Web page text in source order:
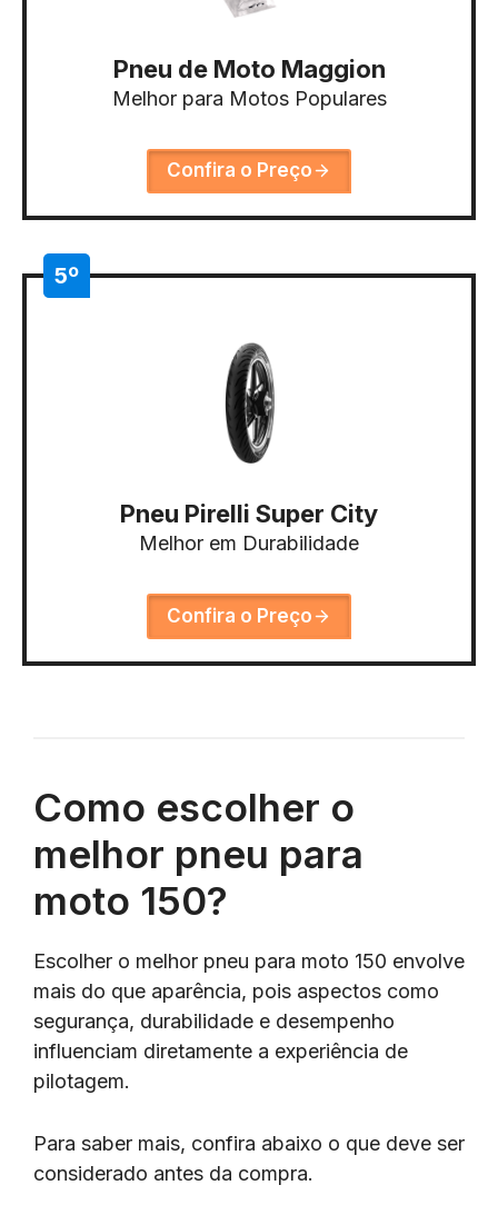
Pneu de Moto Maggion
Melhor para Motos Populares
Confira o Preço
5º
Pneu Pirelli Super City
Melhor em Durabilidade
Confira o Preço
Como escolher o
melhor pneu para
moto 150?
Escolher o melhor pneu para moto 150 envolve
mais do que aparência, pois aspectos como
segurança, durabilidade e desempenho
influenciam diretamente a experiência de
pilotagem.
Para saber mais, confira abaixo o que deve ser
considerado antes da compra.